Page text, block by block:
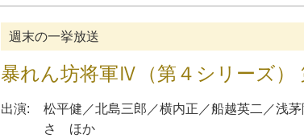
週末の一挙放送
暴れん坊将軍Ⅳ（第４シリーズ）
出演: 松平健 ／北島三郎 ／横内正 ／船越英二 ／浅茅
さ
ほか